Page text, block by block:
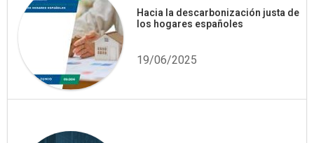
Hacia la descarbonización justa de
los hogares españoles
19/06/2025